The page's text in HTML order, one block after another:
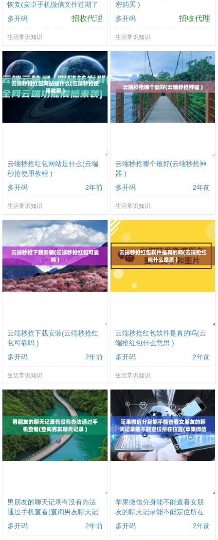
恢复(安卓手机微信文件过期了
怎么办)
多开码 招收代理
生活常识知识
密购买 )
多开码
招收代理
生活常识知识
云端秒抢红包网站是什么(云端
秒抢使用教程 )
多开码
2年前
生活常识知识
云端秒抢哪个最好(云端秒抢神
器 )
多开码
2年前
生活常识知识
云端秒抢下载安装(云端秒抢红
包可靠吗 )
多开码
2年前
生活常识知识
云端秒抢红包软件是真的吗(云
端抢红包什么意思 )
多开码
2年前
生活常识知识
男朋友的聊天记录有没有办法
通过手机查看(查询男友聊天记
录 )
多开码 2年前
苹果微信分身能不能查看女朋
友的聊天记录能不能定位所在
位置(苹果微信分身会被盗号吗
)
多开码 2年前